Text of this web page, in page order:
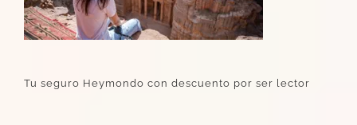
Tu seguro Heymondo con descuento por ser lector